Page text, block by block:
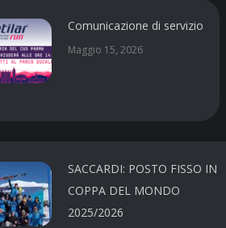
Comunicazione di servizio
Maggio 15, 2026
SACCARDI: POSTO FISSO IN
COPPA DEL MONDO
2025/2026